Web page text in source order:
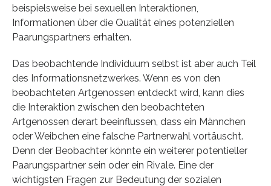
beispielsweise bei sexuellen Interaktionen,
Informationen über die Qualität eines potenziellen
Paarungspartners erhalten.
Das beobachtende Individuum selbst ist aber auch Teil
des Informationsnetzwerkes. Wenn es von den
beobachteten Artgenossen entdeckt wird, kann dies
die Interaktion zwischen den beobachteten
Artgenossen derart beeinflussen, dass ein Männchen
oder Weibchen eine falsche Partnerwahl vortäuscht.
Denn der Beobachter könnte ein weiterer potentieller
Paarungspartner sein oder ein Rivale. Eine der
wichtigsten Fragen zur Bedeutung der sozialen